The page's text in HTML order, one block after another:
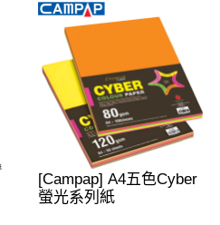
[Campap] A4五色Cyber
螢光系列紙